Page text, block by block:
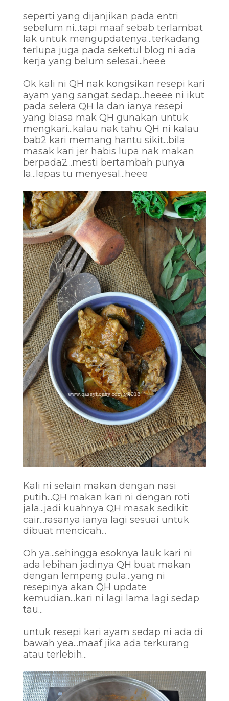
seperti yang dijanjikan pada entri
sebelum ni...tapi maaf sebab terlambat
lak untuk mengupdatenya...terkadang
terlupa juga pada seketul blog ni ada
kerja yang belum selesai...heee
Ok kali ni QH nak kongsikan resepi kari
ayam yang sangat sedap...heeee ni ikut
pada selera QH la dan ianya resepi
yang biasa mak QH gunakan untuk
mengkari...kalau nak tahu QH ni kalau
bab2 kari memang hantu sikit...bila
masak kari jer habis lupa nak makan
berpada2...mesti bertambah punya
la...lepas tu menyesal...heee
Kali ni selain makan dengan nasi
putih...QH makan kari ni dengan roti
jala...jadi kuahnya QH masak sedikit
cair...rasanya ianya lagi sesuai untuk
dibuat mencicah...
Oh ya...sehingga esoknya lauk kari ni
ada lebihan jadinya QH buat makan
dengan lempeng pula...yang ni
resepinya akan QH update
kemudian...kari ni lagi lama lagi sedap
tau...
untuk resepi kari ayam sedap ni ada di
bawah yea...maaf jika ada terkurang
atau terlebih...